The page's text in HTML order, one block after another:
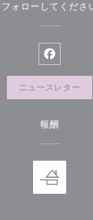
フォローしてくださ
ニュースレター
報酬